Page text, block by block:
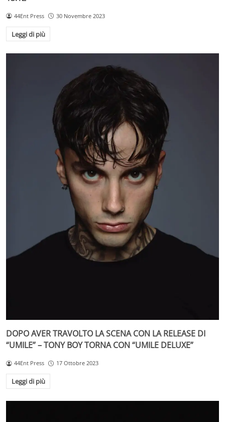
44Ent Press 30 Novembre 2023
Leggi di più
DOPO AVER TRAVOLTO LA SCENA CON LA RELEASE DI
“UMILE” – TONY BOY TORNA CON “UMILE DELUXE”
44Ent Press 17 Ottobre 2023
Leggi di più